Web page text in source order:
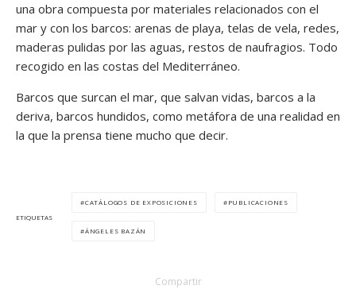
una obra compuesta por materiales relacionados con el
mar y con los barcos: arenas de playa, telas de vela, redes,
maderas pulidas por las aguas, restos de naufragios. Todo
recogido en las costas del Mediterráneo.
Barcos que surcan el mar, que salvan vidas, barcos a la
deriva, barcos hundidos, como metáfora de una realidad en
la que la prensa tiene mucho que decir.
ETIQUETAS
CATÁLOGOS DE EXPOSICIONES PUBLICACIONES
ÁNGELES BAZÁN
Compartir